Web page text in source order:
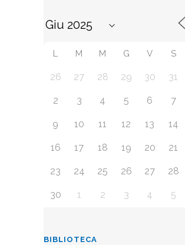
L M M G V S
26 27 28 29 30 31
2 3 4 5 6 7
9 10 11 12 13 14
16 17 18 19 20 21
23 24 25 26 27 28
30 1 2 3 4 5
BIBLIOTECA